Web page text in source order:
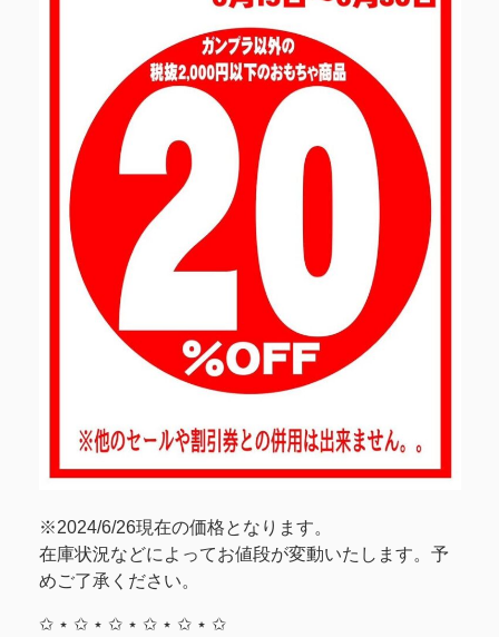
※2024/6/26現在の価格となります。
在庫状況などによってお値段が変動いたします。予
めご了承ください。
✩ ⋆ ✩ ⋆ ✩ ⋆ ✩ ⋆ ✩ ⋆ ✩